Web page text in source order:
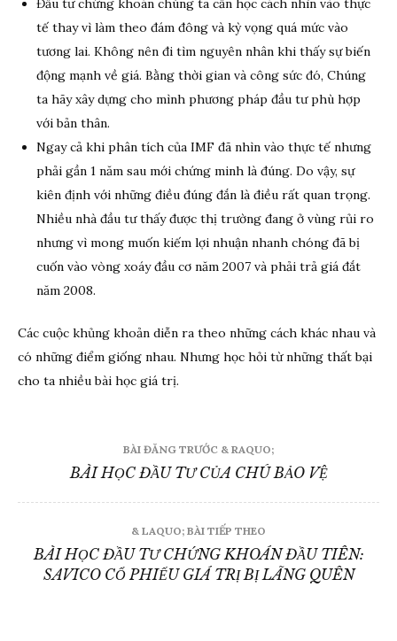
Đầu tư chứng khoán chúng ta cần học cách nhìn vào thực
tế thay vì làm theo đám đông và kỳ vọng quá mức vào
tương lai. Không nên đi tìm nguyên nhân khi thấy sự biến
động mạnh về giá. Bằng thời gian và công sức đó, Chúng
ta hãy xây dựng cho mình phương pháp đầu tư phù hợp
với bản thân.
Ngay cả khi phân tích của IMF đã nhìn vào thực tế nhưng
phải gần 1 năm sau mới chứng minh là đúng. Do vậy, sự
kiên định với những điều đúng đắn là điều rất quan trọng.
Nhiều nhà đầu tư thấy được thị trường đang ở vùng rủi ro
nhưng vì mong muốn kiếm lợi nhuận nhanh chóng đã bị
cuốn vào vòng xoáy đầu cơ năm 2007 và phải trả giá đắt
năm 2008.
Các cuộc khủng khoản diễn ra theo những cách khác nhau và
có những điểm giống nhau. Nhưng học hỏi từ những thất bại
cho ta nhiều bài học giá trị.
hướng
bài
viết
BÀI ĐĂNG TRƯỚC & RAQUO;
BÀI HỌC ĐẦU TƯ CỦA CHÚ BẢO VỆ
& LAQUO; BÀI TIẾP THEO
BÀI HỌC ĐẦU TƯ CHỨNG KHOÁN ĐẦU TIÊN:
SAVICO CỔ PHIẾU GIÁ TRỊ BỊ LÃNG QUÊN